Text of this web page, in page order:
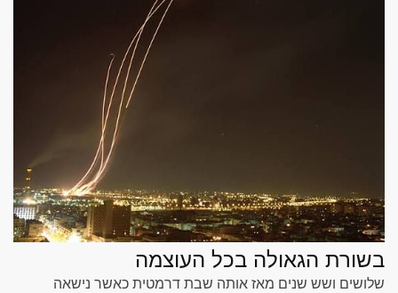
בשורת הגאולה בכל העוצמה
שלושים ושש שנים מאז אותה שבת דרמטית כאשר נישאה